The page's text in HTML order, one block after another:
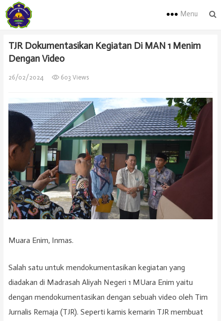
Menu
TJR Dokumentasikan Kegiatan Di MAN 1 Menim
Dengan Video
26/02/2024 603 Views
Muara Enim, Inmas.
Salah satu untuk mendokumentasikan kegiatan yang
diadakan di Madrasah Aliyah Negeri 1 MUara Enim yaitu
dengan mendokumentasikan dengan sebuah video oleh Tim
Jurnalis Remaja (TJR). Seperti kamis kemarin TJR membuat